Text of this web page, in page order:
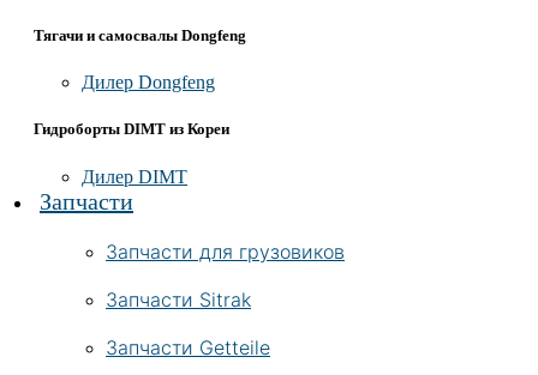
Тягачи и самосвалы Dongfeng
Дилер Dongfeng
Гидроборты DIMT из Кореи
Дилер DIMT
Запчасти
Запчасти для грузовиков
Запчасти Sitrak
Запчасти Getteile